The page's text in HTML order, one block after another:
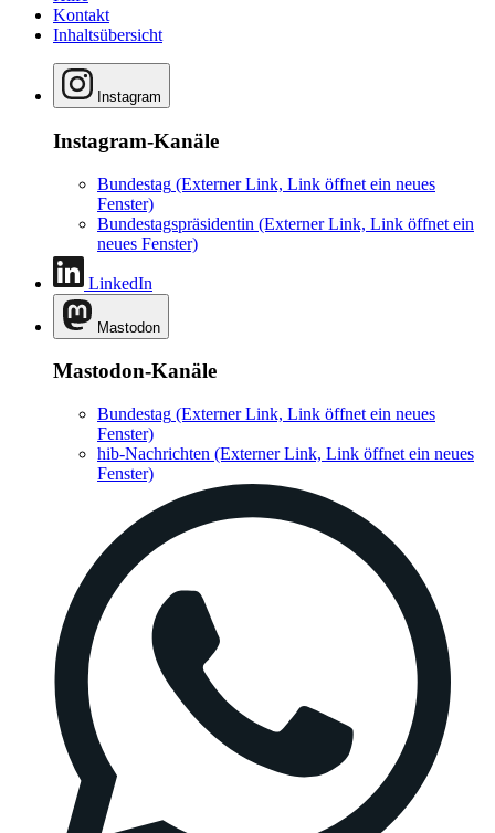
Kontakt
Inhaltsübersicht
Instagram
Instagram-Kanäle
Bundestag (Externer Link, Link öffnet ein neues
Fenster)
Bundestagspräsidentin (Externer Link, Link öffnet ein
neues Fenster)
LinkedIn
Mastodon
Mastodon-Kanäle
Bundestag (Externer Link, Link öffnet ein neues
Fenster)
hib-Nachrichten (Externer Link, Link öffnet ein neues
Fenster)